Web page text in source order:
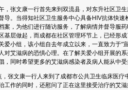
张文康一行首先来到双流县，对东升社区卫生
导。当得知社区卫生服务中心具备HIV抗体快
案，为他们进行随访服务，了解病情并督导服
基层做起，而成都在社区管理环节上，已经形
爱小组，该小组自去年成立以来，一直致力于“
对艾滋病的恐惧心理。在了解关爱小组开展的
，同时希望更多的艾滋病感染者及病人能从中
文康一行人来到了成都市公共卫生临床医疗
工作的同时，还慰问了正在这里接受治疗的艾